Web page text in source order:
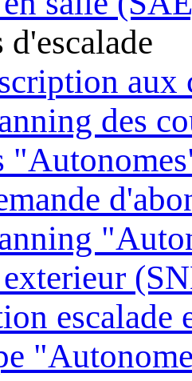
d'escalade
aux
des
escalade